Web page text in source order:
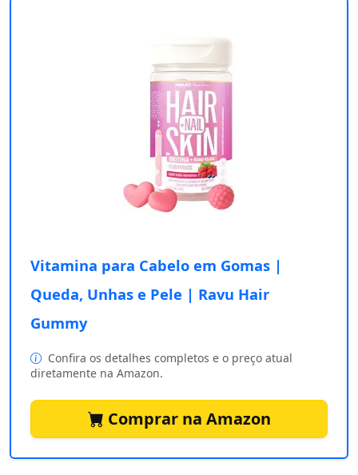
Vitamina para Cabelo em Gomas |
Queda, Unhas e Pele | Ravu Hair
Gummy
Confira os detalhes completos e o preço atual
diretamente na Amazon.
Comprar na Amazon